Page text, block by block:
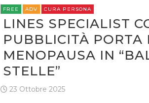
FREE ADV CURA PERSONA
LINES SPECIALIST
PUBBLICITÀ PORTA
MENOPAUSA IN
STELLE”
23 Ottobre 2025